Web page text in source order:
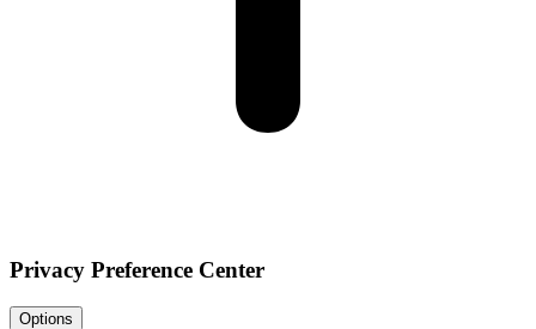
Privacy Preference Center
Options